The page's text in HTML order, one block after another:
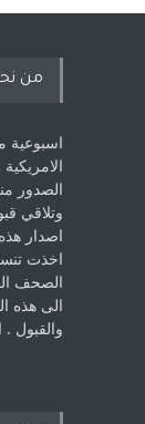
من
اسبوعية
الصدور
‏وتلاقي
اصدار
اخذت
الصحف
الى هذه
والقبول